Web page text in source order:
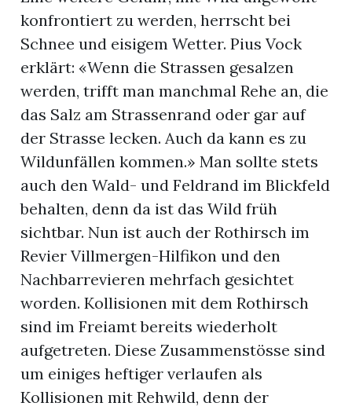
konfrontiert zu werden, herrscht bei
Schnee und eisigem Wetter. Pius Vock
erklärt: «Wenn die Strassen gesalzen
werden, trifft man manchmal Rehe an, die
das Salz am Strassenrand oder gar auf
der Strasse lecken. Auch da kann es zu
Wildunfällen kommen.» Man sollte stets
auch den Wald- und Feldrand im Blickfeld
behalten, denn da ist das Wild früh
sichtbar. Nun ist auch der Rothirsch im
Revier Villmergen-Hilfikon und den
Nachbarrevieren mehrfach gesichtet
worden. Kollisionen mit dem Rothirsch
sind im Freiamt bereits wiederholt
aufgetreten. Diese Zusammenstösse sind
um einiges heftiger verlaufen als
Kollisionen mit Rehwild, denn der